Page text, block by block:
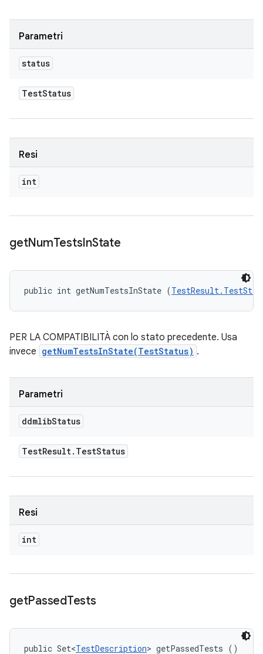
Parametri
status
TestStatus
Resi
int
getNumTestsInState
public int getNumTestsInState (
PER LA COMPATIBILITÀ con lo stato precedente. Usa
invece getNumTestsInState(TestStatus) .
Parametri
ddmlibStatus
TestResult. TestStatus
Resi
int
getPassedTests
public Set<TestDescription> getPassedTests ()